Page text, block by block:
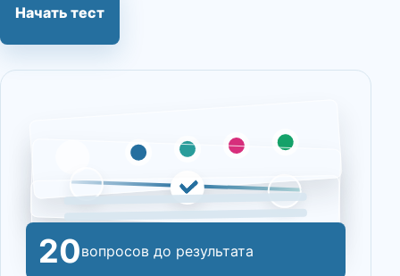
Начать тест
20вопросов до результата